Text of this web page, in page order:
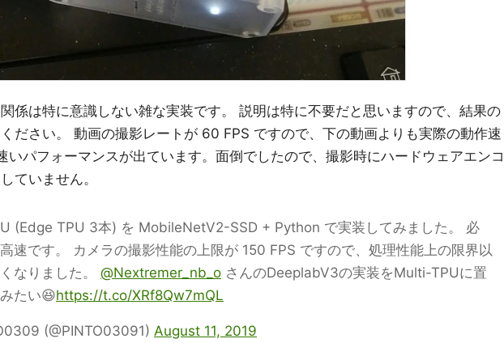
係は特に意識しない雑な実装です。 説明は特に不要だと思いますので、結果の
ださい。 動画の撮影レートが 60 FPS ですので、下の動画よりも実際の動作速
いパフォーマンスが出ています。面倒でしたので、撮影時にハードウェアエンコ
ていません。
(Edge TPU 3本) を MobileNetV2-SSD + Python で実装してみました。 必
速です。 カメラの撮影性能の上限が 150 FPS ですので、処理性能上の限界以
なりました。 @Nextremer_nb_o さんのDeeplabV3の実装をMulti-TPUに置
たい😆https://t.co/XRf8Qw7mQL
(@PINTO03091) August 11, 2019